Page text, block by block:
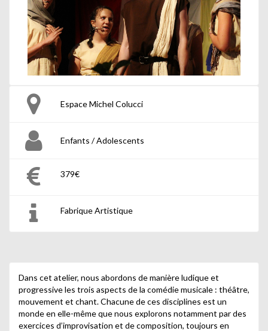
Espace Michel Colucci
Enfants / Adolescents
379€
Fabrique Artistique
Dans cet atelier, nous abordons de manière ludique et
progressive les trois aspects de la comédie musicale : théâtre,
mouvement et chant. Chacune de ces disciplines est un
monde en elle-même que nous explorons notamment par des
exercices d’improvisation et de composition, toujours en